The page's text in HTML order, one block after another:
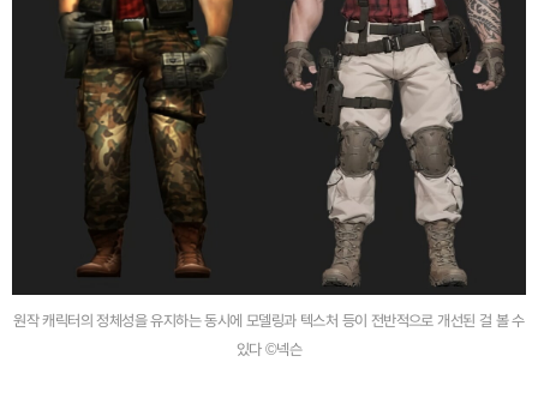
원작 캐릭터의 정체성을 유지하는 동시에 모델링과 텍스처 등이 전반적으로 개선된 걸 볼 수
있다 ©넥슨